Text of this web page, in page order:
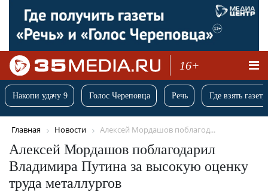
16+
Накопи удачу 9 Голос Череповца Речь Где взять
Главная Новости Алексей Мордашов поблагод...
Алексей Мордашов поблагодарил
Владимира Путина за высокую оценку
труда металлургов